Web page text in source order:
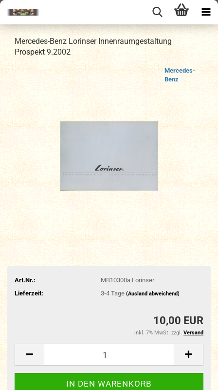
Mercedes-Benz Lorinser Innenraumgestaltung
Prospekt 9.2002
Mercedes-
Benz
Art.Nr.:
MB10300a.Lorinser
Lieferzeit:
3-4 Tage (Ausland abweichend)
10,00 EUR
inkl. 7% MwSt. zzgl. Versand